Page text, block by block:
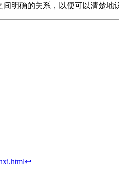
明确的关系，以便可以清楚地
↩︎